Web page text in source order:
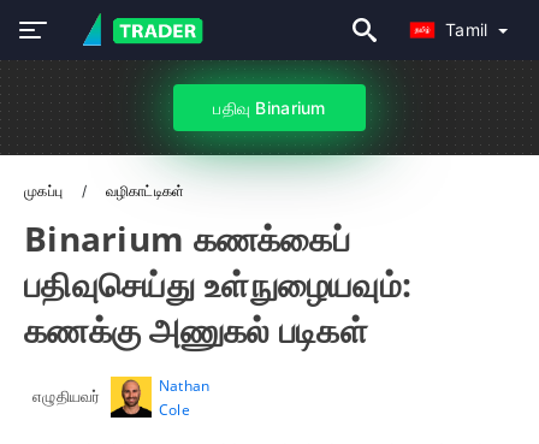
Tamil
பதிவு Binarium
முகப்பு வழிகாட்டிகள்
Binarium கணக்கைப்
பதிவுசெய்து உள்நுழையவும்:
கணக்கு அணுகல் படிகள்
எழுதியவர்
Nathan
Cole